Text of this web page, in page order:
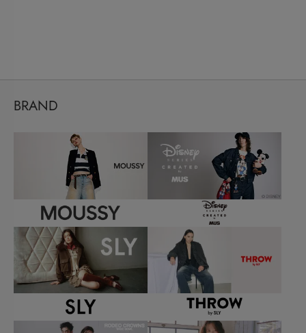
BRAND